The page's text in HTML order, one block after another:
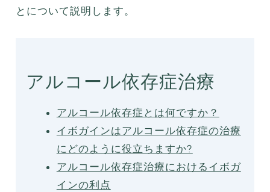
とについて説明します。
アルコール依存症治療
アルコール依存症とは何ですか？
イボガインはアルコール依存症の治療
にどのように役立ちますか?
アルコール依存症治療におけるイボガ
インの利点